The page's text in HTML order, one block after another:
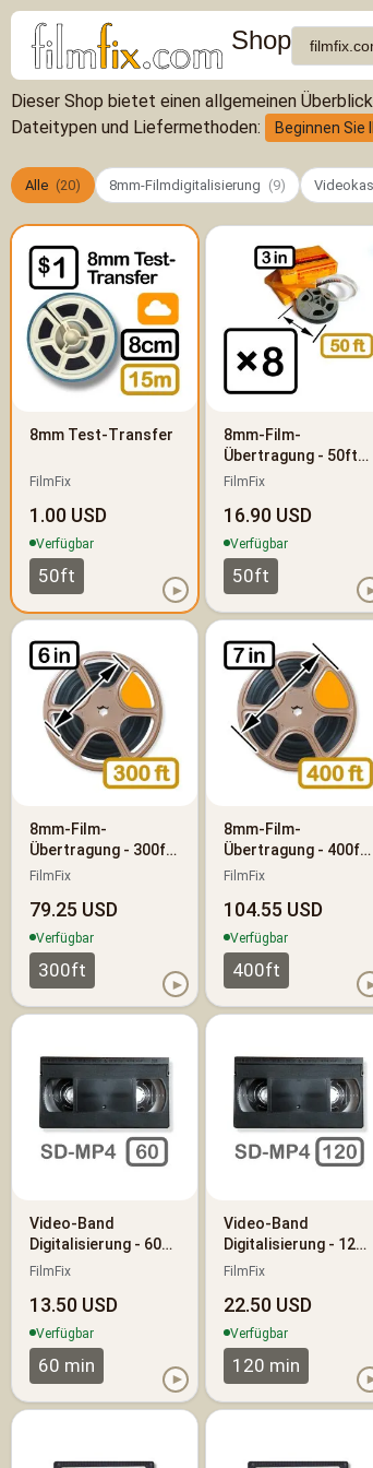
Shop
Dieser Shop bietet einen allgemeinen
Dateitypen und Liefermethoden:
Beginnen
Alle (20) 8mm-Filmdigitalisierung (9)
8mm Test-Transfer
FilmFix
1.00 USD
Verfügbar
50ft
►
8mm-Film-
Übertragung - 50ft
(15m) - 8er-Paket
FilmFix
16.90 USD
Verfügbar
50ft
8mm-Film-
Übertragung - 300ft
(90m)
FilmFix
79.25 USD
Verfügbar
300ft
►
8mm-Film-
Übertragung - 400ft
(120m)
FilmFix
104.55 USD
Verfügbar
400ft
Video-Band
Digitalisierung - 60
Minuten -
(SD)
FilmFix
13.50 USD
Verfügbar
60 min
►
Video-Band
Digitalisierung - 120
Minuten -
(SD)
FilmFix
22.50 USD
Verfügbar
120 min